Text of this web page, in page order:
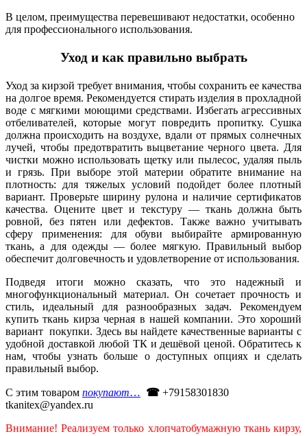
В целом, преимущества перевешивают недостатки, особенно
для профессионального использования.
Уход и как правильно выбрать
Уход за кирзой требует внимания, чтобы сохранить ее качества
на долгое время. Рекомендуется стирать изделия в прохладной
воде с мягкими моющими средствами. Избегать агрессивных
отбеливателей, которые могут повредить пропитку. Сушка
должна происходить на воздухе, вдали от прямых солнечных
лучей, чтобы предотвратить выцветание черного цвета. Для
чистки можно использовать щетку или пылесос, удаляя пыль
и грязь. При выборе этой материи обратите внимание на
плотность: для тяжелых условий подойдет более плотный
вариант. Проверьте ширину рулона и наличие сертификатов
качества. Оцените цвет и текстуру — ткань должна быть
ровной, без пятен или дефектов. Также важно учитывать
сферу применения: для обуви выбирайте армированную
ткань, а для одежды — более мягкую. Правильный выбор
обеспечит долговечность и удовлетворение от использования.
Подведя итоги можно сказать, что это надежный и
многофункциональный материал. Он сочетает прочность и
стиль, идеальный для разнообразных задач. Рекомендуем
купить ткань кирза черная в нашей компании. Это хороший
вариант покупки. Здесь вы найдете качественные варианты с
удобной доставкой любой ТК и дешёвой ценой. Обратитесь к
нам, чтобы узнать больше о доступных опциях и сделать
правильный выбор.
С этим товаром покупают… ☎ +79158301830
tkanitex@yandex.ru
Внимание! Реализуем только хлопчатобумажную ткань кирзу,